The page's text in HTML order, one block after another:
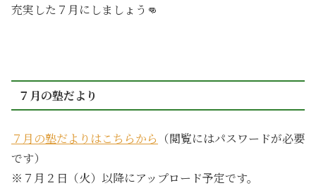
充実した７月にしましょう👊
７月の塾だより
７月の塾だよりはこちらから （閲覧にはパスワードが必要
です）
※７月２日（火）以降にアップロード予定です。